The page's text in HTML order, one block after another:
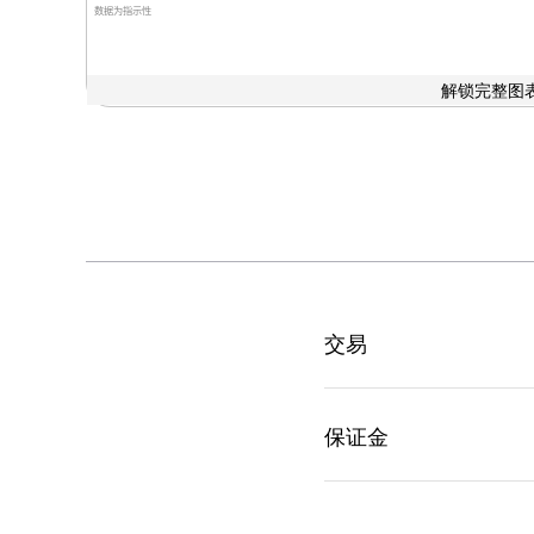
数据为指示性
解锁完整图